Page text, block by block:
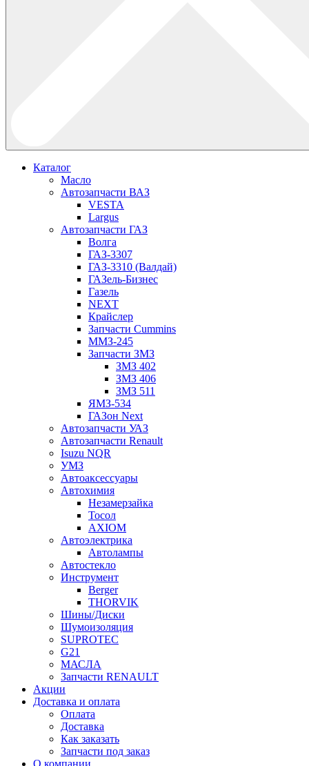
Каталог
Масло
Автозапчасти ВАЗ
VESTA
Largus
Автозапчасти ГАЗ
Волга
ГАЗ-3307
ГАЗ-3310 (Валдай)
ГАЗель-Бизнес
Газель
NEXT
Крайслер
Запчасти Cummins
ММЗ-245
Запчасти ЗМЗ
ЗМЗ 402
ЗМЗ 406
ЗМЗ 511
ЯМЗ-534
ГАЗон Next
Автозапчасти УАЗ
Автозапчасти Renault
Isuzu NQR
УМЗ
Автоаксессуары
Автохимия
Незамерзайка
Тосол
AXIOM
Автоэлектрика
Автолампы
Автостекло
Инструмент
Berger
THORVIK
Шины/Диски
Шумоизоляция
SUPROTEC
G21
МАСЛА
Запчасти RENAULT
Акции
Доставка и оплата
Оплата
Доставка
Как заказать
Запчасти под заказ